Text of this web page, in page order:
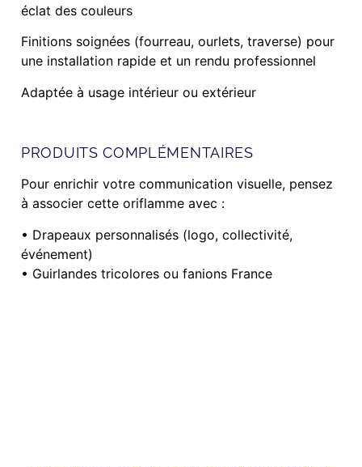
éclat des couleurs
Finitions soignées (fourreau, ourlets, traverse) pour
une installation rapide et un rendu professionnel
Adaptée à usage intérieur ou extérieur
PRODUITS COMPLÉMENTAIRES
Pour enrichir votre communication visuelle, pensez
à associer cette oriflamme avec :
• Drapeaux personnalisés (logo, collectivité,
événement)
• Guirlandes tricolores ou fanions France